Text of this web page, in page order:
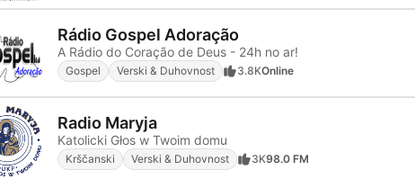
Rádio Gospel Adoração
A Rádio do Coração de Deus - 24h no ar!
Gospel Verski & Duhovnost 3.8KOnline
Radio Maryja
Katolicki Głos w Twoim domu
Krščanski Verski & Duhovnost 3K98.0 FM